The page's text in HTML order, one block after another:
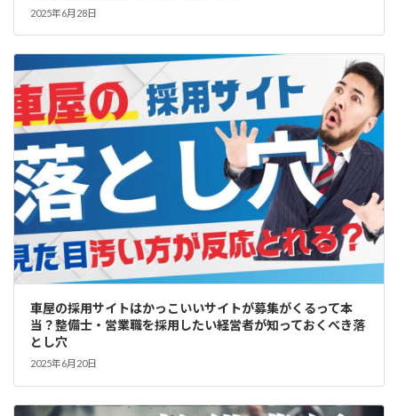
2025年6月28日
車屋の採用サイトはかっこいいサイトが募集がくるって本
当？整備士・営業職を採用したい経営者が知っておくべき落
とし穴
2025年6月20日